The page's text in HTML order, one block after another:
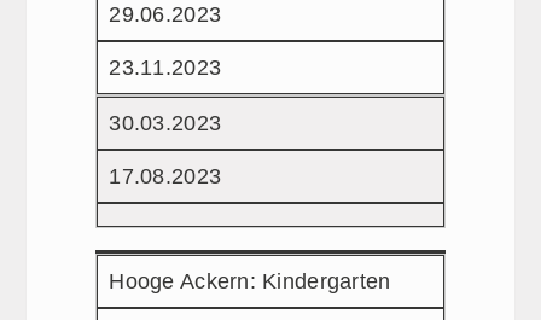
29.06.2023
23.11.2023
30.03.2023
17.08.2023
Hooge Ackern: Kindergarten